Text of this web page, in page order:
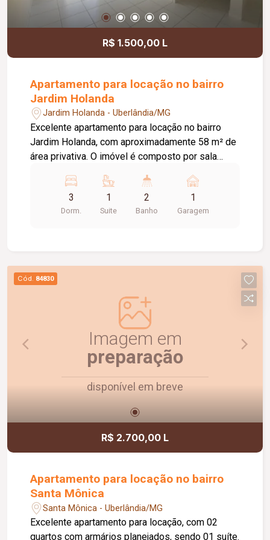
receber sua empresa.
R$ 1.500,00 L
Apartamento para locação no bairro
Jardim Holanda
Jardim Holanda - Uberlândia/MG
Excelente apartamento para locação no bairro
Jardim Holanda, com aproximadamente 58 m² de
área privativa. O imóvel é composto por sala
planejados e bancada, área de serviço, 03
quartos, sendo 02 com armários planejados e 01
suíte. Possui ainda 01 banheiro social com box
praticidade e uma ótima localização. Agende uma
visita e venha conhecer!
3
Dorm.
1
Suite
2
Banho
1
Garagem
Cód. 84830
Imagem em
preparação
disponível em breve
R$ 2.700,00 L
Apartamento para locação no bairro
Santa Mônica
Santa Mônica - Uberlândia/MG
Excelente apartamento para locação, com 02
quartos com armários planejados, sendo 01 suíte.